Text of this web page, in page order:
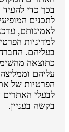
בכך כדי להעיד
לתכנים
לאמינותם,
למדיניות
בעליהם. החברה
כתוצאה
עליהם וממליצה
הפרטיות של
לבעלי האתרים
בקשה בעניין.